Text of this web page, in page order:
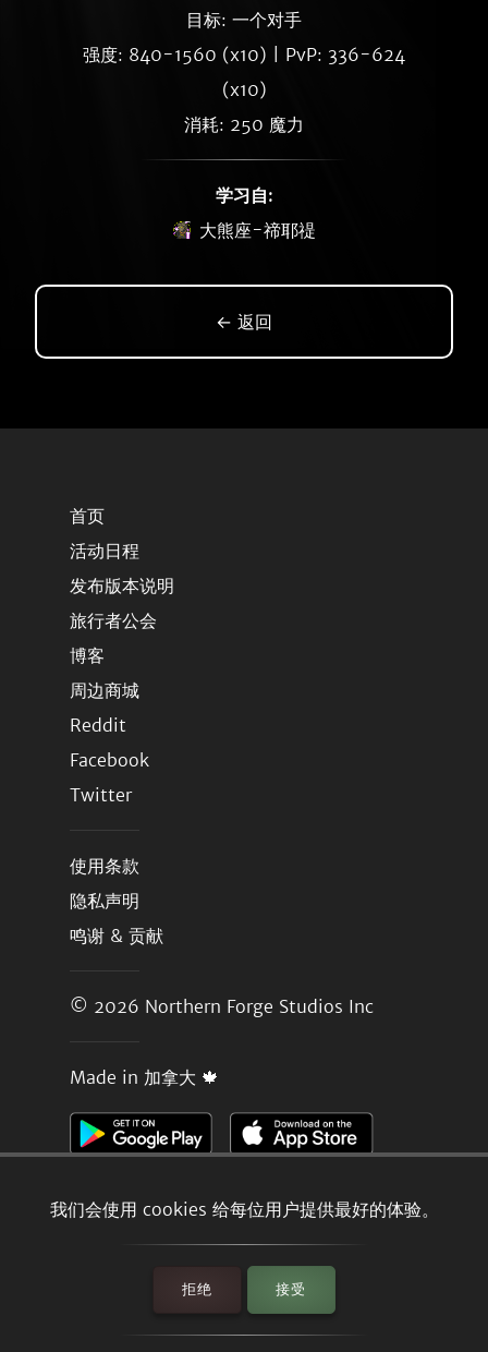
我们会使用 cookies 给每位用户提供最好的体验。
拒绝 接受
目标: 一个对手
强度: 840-1560 (x10) | PvP: 336-624
(x10)
消耗: 250 魔力
学习自:
大熊座-禘耶禔
← 返回
首页
活动日程
发布版本说明
旅行者公会
博客
周边商城
Reddit
Facebook
Twitter
使用条款
隐私声明
鸣谢 & 贡献
© 2026 Northern Forge Studios Inc
Made in 加拿大 🍁